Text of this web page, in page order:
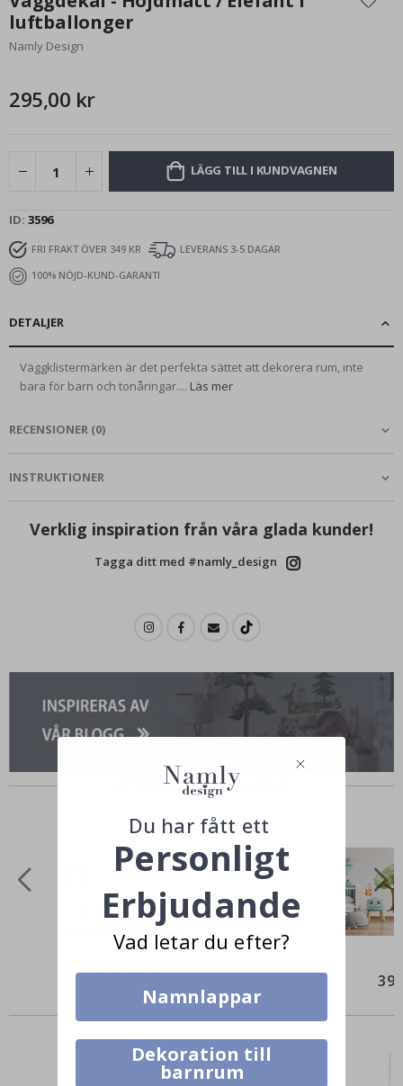
början
av
bildgalleriet
luftballonger
Namly Design
295,00 kr
LÄGG TILL I KUNDVAGNEN
ID 3596
FRI FRAKT ÖVER 349 KR
LEVERANS 3-5 DAGAR
100% NÖJD-KUND-GARANTI
DETALJER
Väggklistermärken är det perfekta sättet att dekorera rum, inte
bara för barn och tonåringar.... Läs mer
RECENSIONER (0)
INSTRUKTIONER
Verklig inspiration från våra glada kunder!
Tagga ditt med #namly_design
Andra köpte också
Liknande Produkter
Du har fått ett
Personligt
Erbjudande
Vad letar du efter?
Namnlappar
Dekoration till
barnrum